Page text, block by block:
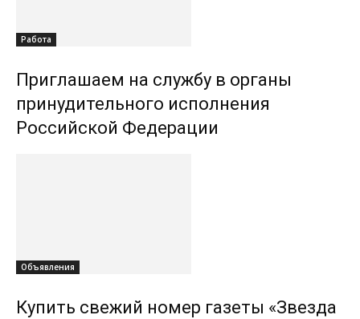
Работа
Приглашаем на службу в органы
принудительного исполнения
Российской Федерации
Объявления
Купить свежий номер газеты «Звезда